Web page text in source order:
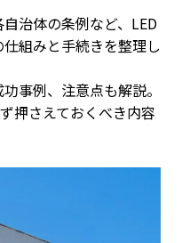
治体の条例など、LED
組みと手続きを整理し
事例、注意点も解説。
押さえておくべき内容